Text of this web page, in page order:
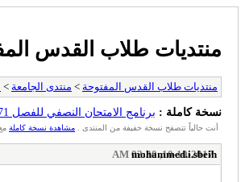
منتديات طلاب القدس
منتديات طلاب القدس المفتوحة > منتدى الجامعة >
نسخة كاملة : برنامج الامتحان النصفي للفصل 1171
أنت حالياً تتصفح نسخة خفيفة من المنتدى . مشاهدة نسخة كاملة
mohammed.i.sbeih
10-10-2017, 02:30 AM